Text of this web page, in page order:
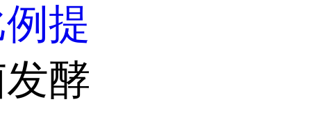
提
酵